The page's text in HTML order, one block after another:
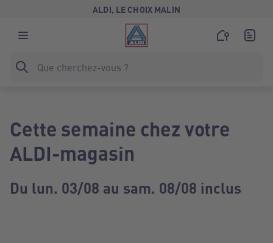
ALDI, LE CHOIX MALIN
Cette semaine chez votre
ALDI-magasin
Du lun. 03/08 au sam. 08/08 inclus